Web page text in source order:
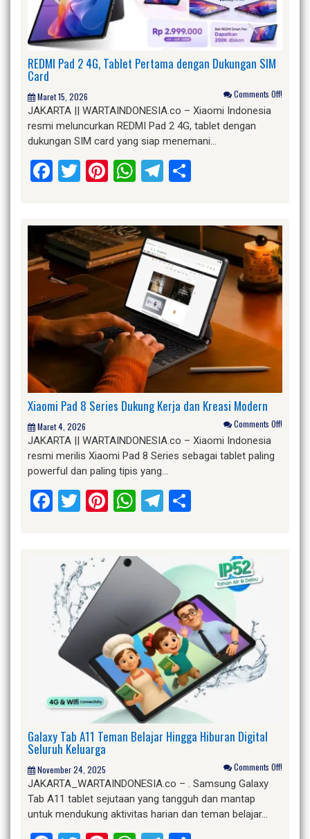
REDMI Pad 2 4G, Tablet Pertama dengan Dukungan SIM
Card
Maret 15, 2026 Comments Off!
JAKARTA || WARTAINDONESIA.co – Xiaomi Indonesia
resmi meluncurkan REDMI Pad 2 4G, tablet dengan
dukungan SIM card yang siap menemani…
Facebook
Twitter
Pinterest
WhatsApp
Telegram
Xiaomi Pad 8 Series Dukung Kerja dan Kreasi Modern
Maret 4, 2026 Comments Off!
JAKARTA || WARTAINDONESIA.co – Xiaomi Indonesia
resmi merilis Xiaomi Pad 8 Series sebagai tablet paling
powerful dan paling tipis yang…
Facebook
Twitter
Pinterest
WhatsApp
Telegram
Galaxy Tab A11 Teman Belajar Hingga Hiburan Digital
Seluruh Keluarga
November 24, 2025 Comments Off!
JAKARTA_WARTAINDONESIA.co – . Samsung Galaxy
Tab A11 tablet sejutaan yang tangguh dan mantap
untuk mendukung aktivitas harian dan teman belajar…